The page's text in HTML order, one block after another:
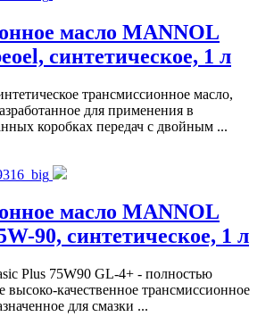
масло MANNOL
синтетическое, 1 л
трансмиссионное масло,
для применения в
коробках передач с двойным ...
масло MANNOL
90, синтетическое, 1 л
Plus 75W90 GL-4+ - полностью
высоко-качественное трансмиссионное
для смазки ...